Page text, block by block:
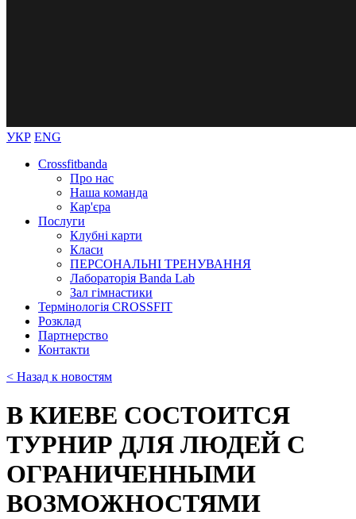
УКР ENG
Crossfitbanda
Про нас
Наша команда
Кар'єра
Послуги
Клубні карти
Класи
ПЕРСОНАЛЬНІ ТРЕНУВАННЯ
Лабораторія Banda Lab
Зал гімнастики
Термінологія CROSSFIT
Розклад
Партнерство
Контакти
< Назад к новостям
В КИЕВЕ СОСТОИТСЯ
ТУРНИР ДЛЯ ЛЮДЕЙ С
ОГРАНИЧЕННЫМИ
ВОЗМОЖНОСТЯМИ